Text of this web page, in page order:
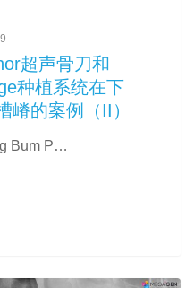
闭
超声骨刀和
种植系统在下
嵴的案例（II）
Bum P…